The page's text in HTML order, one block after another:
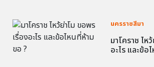
นครราชสีมา
มาโคราช ไห
อะไร และข้อ